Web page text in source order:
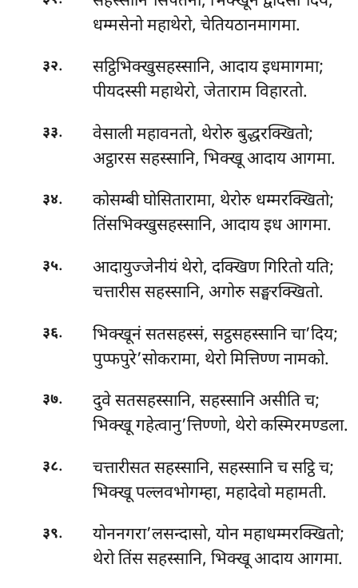
धम्मसेनो महाथेरो, चेतियठानमागमा.
३२.
सट्ठिभिक्खुसहस्सानि, आदाय इधमागमा;
पीयदस्सी महाथेरो, जेताराम विहारतो.
३३.
वेसाली महावनतो, थेरोरु बुद्धरक्खितो;
अट्ठारस सहस्सानि, भिक्खू आदाय आगमा.
३४.
कोसम्बी घोसितारामा, थेरोरु धम्मरक्खितो;
तिंसभिक्खुसहस्सानि, आदाय इध आगमा.
३५. आदायुज्जेनीयंथेरो, दक्खिण गिरितो यति;
चत्तारीस सहस्सानि, अगोरु सङ्घरक्खितो.
३६.
भिक्खूनं सतसहस्सं, सट्ठसहस्सानि चा’दिय;
पुप्फपुरे’सोकरामा, थेरो मित्तिण्ण नामको.
३७.
दुवे सतसहस्सानि, सहस्सानि असीति च;
भिक्खू गहेत्वानु’त्तिण्णो, थेरो कस्मिरमण्डला.
३८.
चत्तारीसत सहस्सानि, सहस्सानि च सट्ठि च;
भिक्खू पल्लवभोगम्हा, महादेवो महामती.
३९.
योननगरा’लसन्दासो, योन महाधम्मरक्खितो;
थेरो तिंस सहस्सानि, भिक्खू आदाय आगमा.